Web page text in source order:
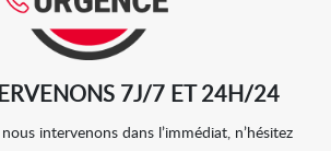
7J/7 ET 24H/24
nous intervenons dans l’immédiat, n’hésitez